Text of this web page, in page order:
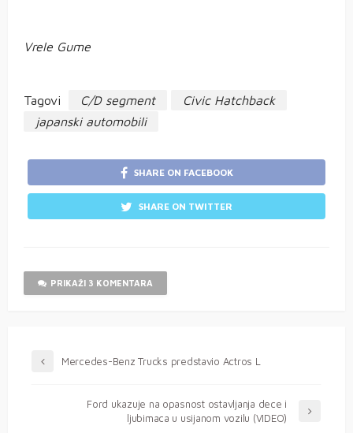
Vrele Gume
Tagovi C/D segment
Civic Hatchback
japanski automobili
SHARE ON FACEBOOK
SHARE ON TWITTER
PRIKAŽI 3 KOMENTARA
Mercedes-Benz Trucks predstavio Actros L
Ford ukazuje na opasnost ostavljanja dece i
ljubimaca u usijanom vozilu (VIDEO)